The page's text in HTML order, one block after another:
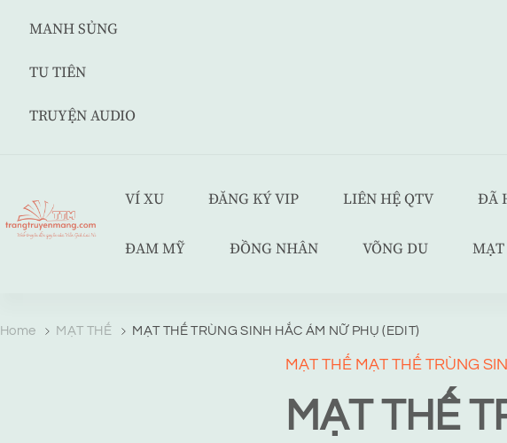
MANH SỦNG
TU TIÊN
TRUYỆN AUDIO
VÍ XU ĐĂNG KÝ VIP LIÊN HỆ QTV ĐÃ
ĐAM MỸ ĐỒNG NHÂN VÕNG DU
Home MẠT THẾ MẠT THẾ TRÙNG SINH HẮC ÁM NỮ PHỤ (EDIT)
MẠT THẾ MẠT THẾ TRÙNG
MẠT THẾ